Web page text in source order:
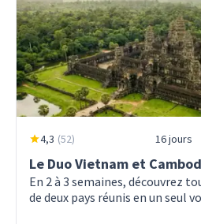
4,3 (52) 16 jours
Le Duo Vietnam et
En 2 à 3 semaines, découvrez
de deux pays réunis en un seul